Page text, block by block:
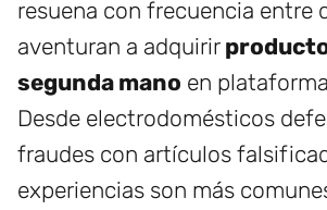
resuena con frecuencia entre
aventuran a adquirir
segunda mano en
Desde electrodomésticos
fraudes con artículos
experiencias son más